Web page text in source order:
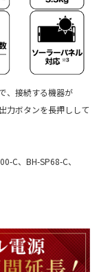
、接続する機器が
力ボタンを長押しして
C、BH-SP68-C、